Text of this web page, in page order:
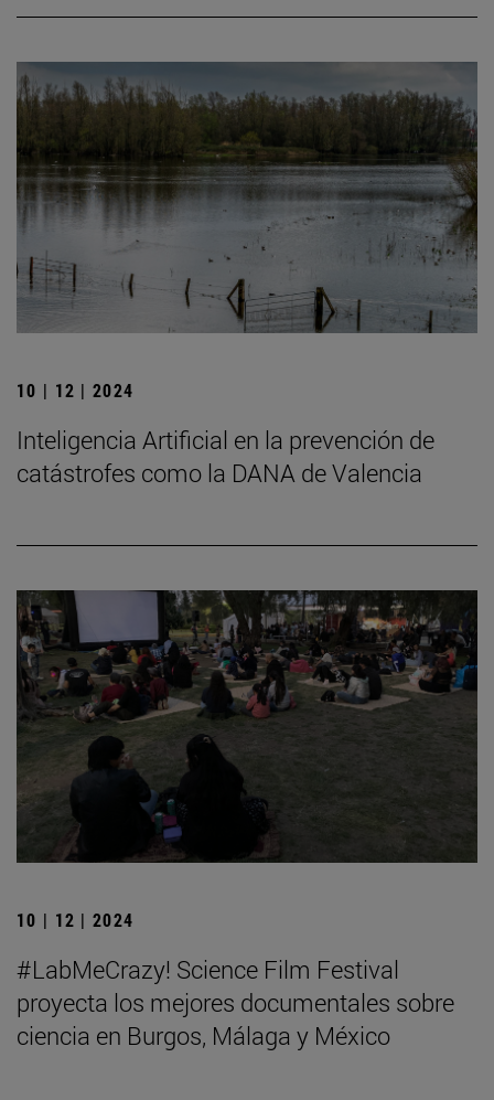
10 | 12 | 2024
Inteligencia Artificial en la prevención de
catástrofes como la DANA de Valencia
10 | 12 | 2024
#LabMeCrazy! Science Film Festival
proyecta los mejores documentales sobre
ciencia en Burgos, Málaga y México